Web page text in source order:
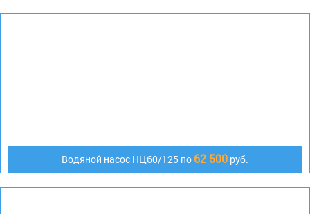
Водяной насос НЦ60/125 по 62 500 руб.